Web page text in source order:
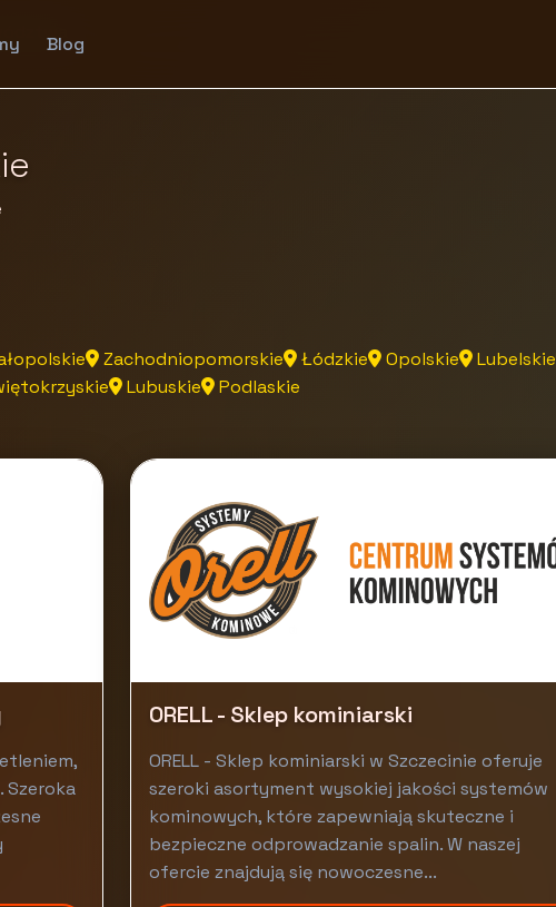
Blog
Zachodniopomorskie Łódzkie Opolskie Lubelskie
Lubuskie Podlaskie
Szeroka
ORELL - Sklep kominiarski
ORELL - Sklep kominiarski w Szczecinie oferuje
szeroki asortyment wysokiej jakości systemów
kominowych, które zapewniają skuteczne i
bezpieczne odprowadzanie spalin. W naszej
ofercie znajdują się nowoczesne...